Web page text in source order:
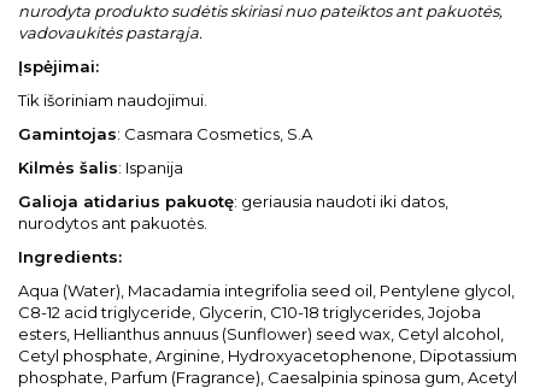
nurodyta produkto sudėtis skiriasi nuo pateiktos ant pakuotės,
vadovaukitės pastarąja.
Įspėjimai:
Tik išoriniam naudojimui.
Gamintojas: Casmara Cosmetics, S.A
Kilmės šalis: Ispanija
Galioja atidarius pakuotę: geriausia naudoti iki datos,
nurodytos ant pakuotės.
Ingredients:
Aqua (Water), Macadamia integrifolia seed oil, Pentylene glycol,
C8-12 acid triglyceride, Glycerin, C10-18 triglycerides, Jojoba
esters, Hellianthus annuus (Sunflower) seed wax, Cetyl alcohol,
Cetyl phosphate, Arginine, Hydroxyacetophenone, Dipotassium
phosphate, Parfum (Fragrance), Caesalpinia spinosa gum, Acetyl